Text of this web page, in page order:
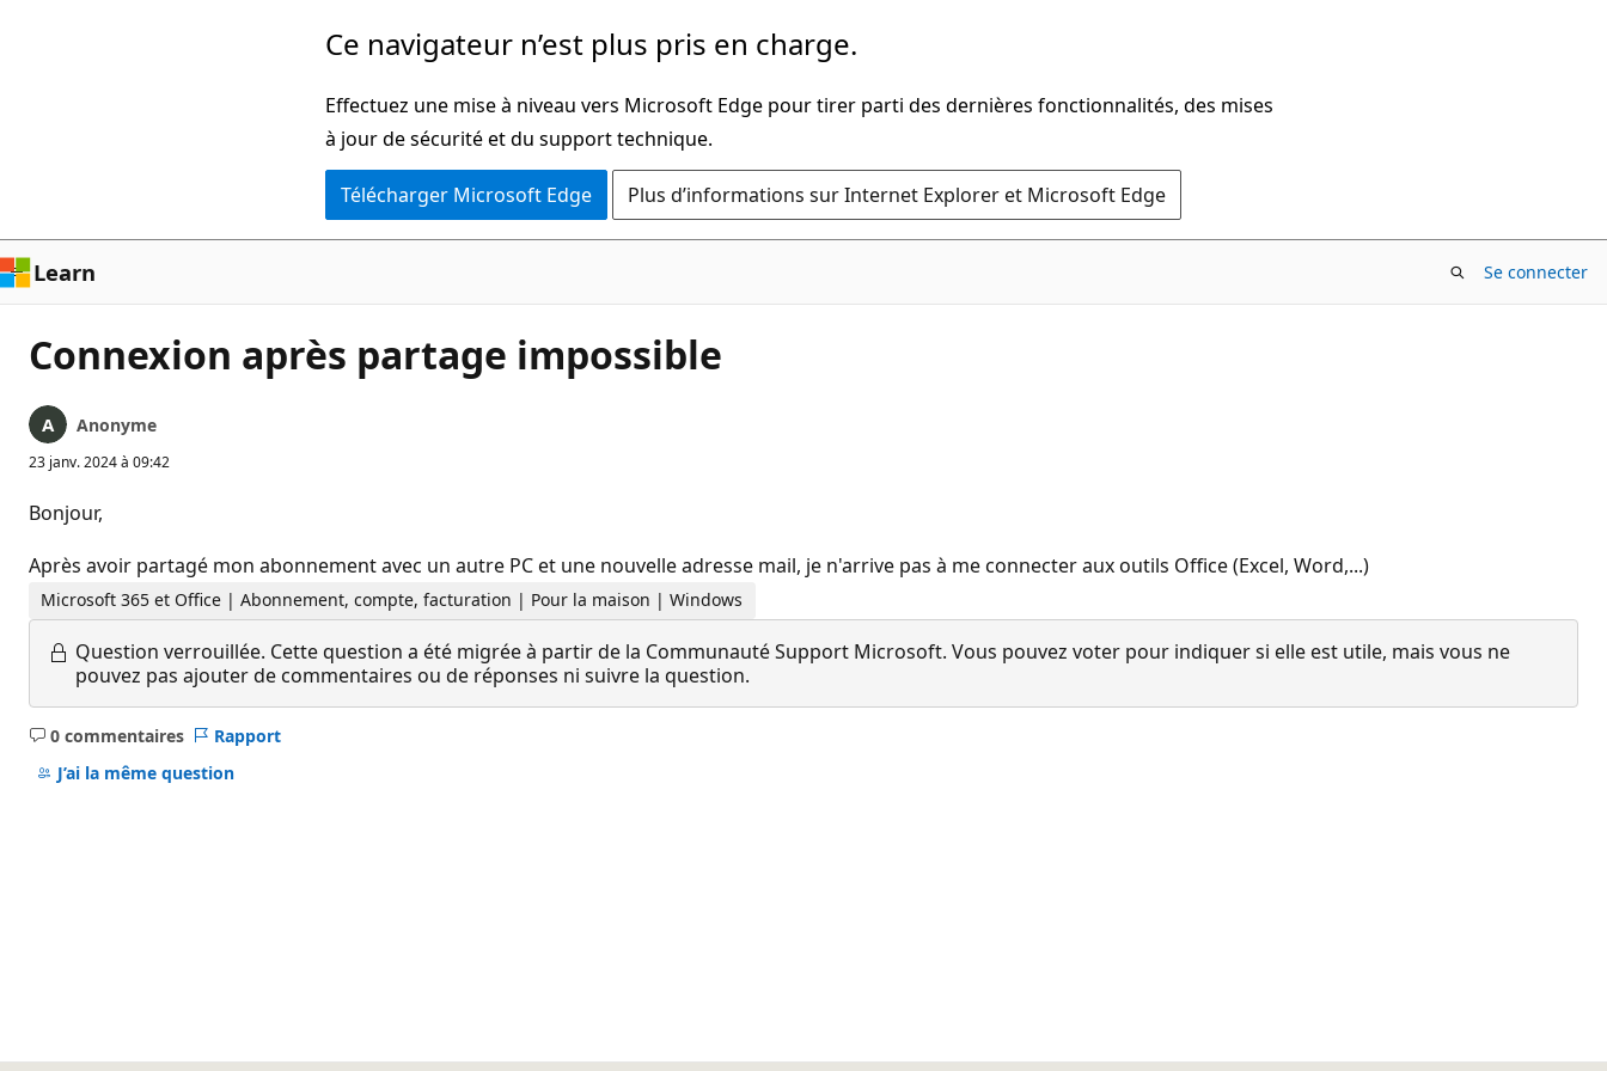
Ce navigateur n’est plus pris en charge.
Effectuez une mise à niveau vers Microsoft Edge pour tirer parti des dernières fonctionnalités, des mises
à jour de sécurité et du support technique.
Télécharger Microsoft Edge Plus d’informations sur Internet Explorer et Microsoft Edge
Learn Se connecter
Connexion après partage impossible
Anonyme
23 janv. 2024 à 09:42
Bonjour,
Après avoir partagé mon abonnement avec un autre PC et une nouvelle adresse mail, je n'arrive pas à me connecter aux outils Office (Excel, Word,...)
Microsoft 365 et Office | Abonnement, compte, facturation | Pour la maison | Windows
Question verrouillée. Cette question a été migrée à partir de la Communauté Support Microsoft. Vous pouvez voter pour indiquer si elle est utile, mais vous ne
pouvez pas ajouter de commentaires ou de réponses ni suivre la question.
0 commentaires
Aucun
commentaire
Rapport
J’ai la même question